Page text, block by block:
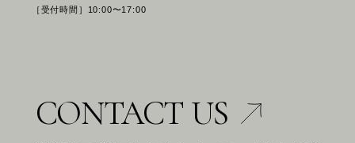
［受付時間］10:00〜17:00
CONTACT US